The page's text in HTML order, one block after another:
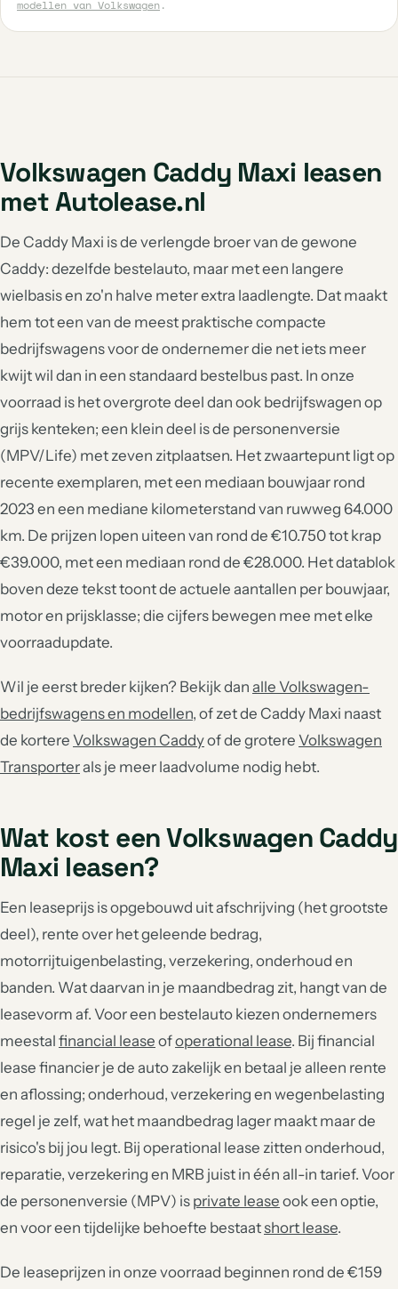
modellen van Volkswagen.
Volkswagen Caddy Maxi leasen
met Autolease.nl
De Caddy Maxi is de verlengde broer van de gewone
Caddy: dezelfde bestelauto, maar met een langere
wielbasis en zo'n halve meter extra laadlengte. Dat maakt
hem tot een van de meest praktische compacte
bedrijfswagens voor de ondernemer die net iets meer
kwijt wil dan in een standaard bestelbus past. In onze
voorraad is het overgrote deel dan ook bedrijfswagen op
grijs kenteken; een klein deel is de personenversie
(MPV/Life) met zeven zitplaatsen. Het zwaartepunt ligt op
recente exemplaren, met een mediaan bouwjaar rond
2023 en een mediane kilometerstand van ruwweg 64.000
km. De prijzen lopen uiteen van rond de €10.750 tot krap
€39.000, met een mediaan rond de €28.000. Het datablok
boven deze tekst toont de actuele aantallen per bouwjaar,
motor en prijsklasse; die cijfers bewegen mee met elke
voorraadupdate.
Wil je eerst breder kijken? Bekijk dan alle Volkswagen-
bedrijfswagens en modellen, of zet de Caddy Maxi naast
de kortere Volkswagen Caddyof de grotere Volkswagen
Transporterals je meer laadvolume nodig hebt.
Wat kost een Volkswagen Caddy
Maxi leasen?
Een leaseprijs is opgebouwd uit afschrijving (het grootste
deel), rente over het geleende bedrag,
motorrijtuigenbelasting, verzekering, onderhoud en
banden. Wat daarvan in je maandbedrag zit, hangt van de
leasevorm af. Voor een bestelauto kiezen ondernemers
meestal financial lease ofoperational lease. Bij financial
lease financier je de auto zakelijk en betaal je alleen rente
en aflossing; onderhoud, verzekering en wegenbelasting
regel je zelf, wat het maandbedrag lager maakt maar de
risico's bij jou legt. Bij operational lease zitten onderhoud,
reparatie, verzekering en MRB juist in één all-in tarief. Voor
de personenversie (MPV) is private lease ook een optie,
en voor een tijdelijke behoefte bestaatshort lease.
De leaseprijzen in onze voorraad beginnen rond de €159